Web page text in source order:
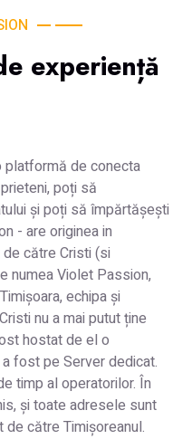
experiență
platformă de conecta
poți să
și poți să împărtășești
- are originea in
către Cristi (si
numea Violet Passion,
echipa și
nu a mai putut ține
hostat de el o
fost pe Server dedicat.
timp al operatorilor. În
și toate adresele sunt
către Timișoreanul.